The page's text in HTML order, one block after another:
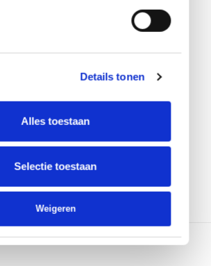
Details tonen
Alles toestaan
Selectie toestaan
Weigeren
Ziet er
je er ook